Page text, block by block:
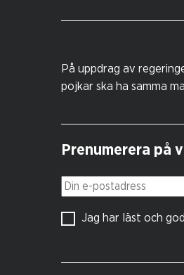
På uppdrag av
pojkar ska ha samma
Prenumerera på
Din e-postadress
Jag har läst och